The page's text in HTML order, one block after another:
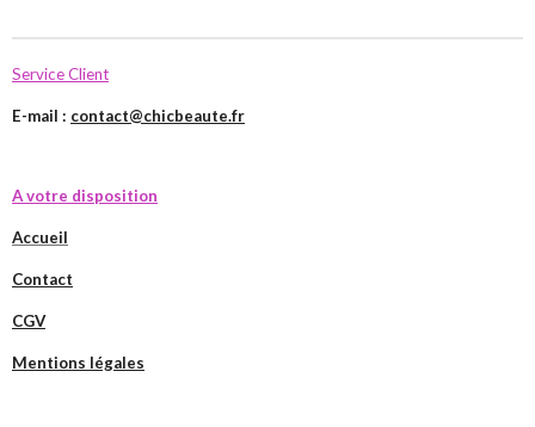
Service Client
E-mail : contact@chicbeaute.fr
A votre disposition
Accueil
Contact
CGV
Mentions légales